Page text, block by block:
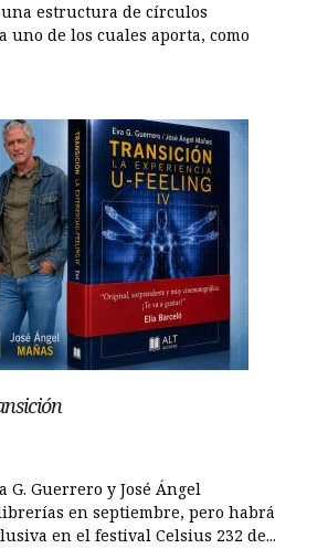
estructura de círculos
uno de los cuales aporta, como
G. Guerrero y José Ángel
en septiembre, pero habrá
en el festival Celsius 232 de...